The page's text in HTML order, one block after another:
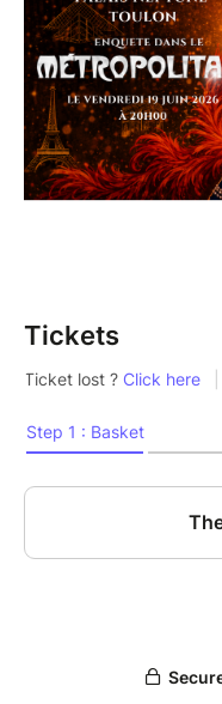
partager.
Plus qu'un
spectacle complet
histoire et des
pendant plus de
Alors laissez vous
Tickets